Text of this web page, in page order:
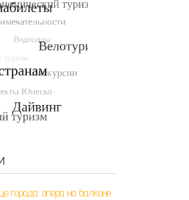
города: опера на балконе